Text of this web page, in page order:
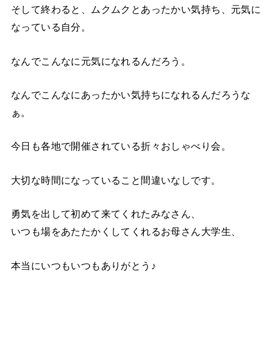
そして終わると、ムクムクとあったかい気持ち、元気に
なっている自分。
なんでこんなに元気になれるんだろう。
なんでこんなにあったかい気持ちになれるんだろうな
ぁ。
今日も各地で開催されている折々おしゃべり会。
大切な時間になっていること間違いなしです。
勇気を出して初めて来てくれたみなさん、
いつも場をあたたかくしてくれるお母さん大学生、
本当にいつもいつもありがとう♪